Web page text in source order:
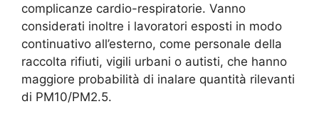
complicanze cardio-respiratorie. Vanno
considerati inoltre i lavoratori esposti in modo
continuativo all’esterno, come personale della
raccolta rifiuti, vigili urbani o autisti, che hanno
maggiore probabilità di inalare quantità rilevanti
di PM10/PM2.5.